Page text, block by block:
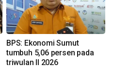
BPS: Ekonomi Sumut
tumbuh 5,06 persen pada
triwulan II 2026